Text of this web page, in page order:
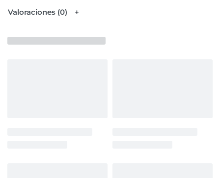
Valoraciones (0)